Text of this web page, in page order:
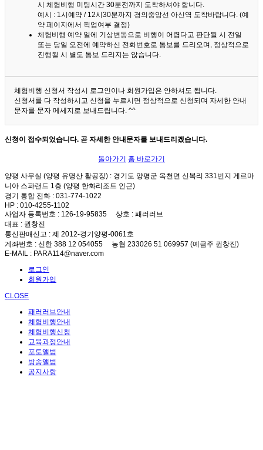
시 체험비행 미팅시간 30분전까지 도착하셔야 합니다.
예시 : 1시예약 / 12시30분까지 경의중앙선 아신역 도착바랍니다. (예
약 페이지에서 픽업여부 결정)
체험비행 예약 일에 기상변동으로 비행이 어렵다고 판단될 시 전일
또는 당일 오전에 예약하신 전화번호로 통보를 드리오며, 정상적으로
진행될 시 별도 통보 드리지는 않습니다.
체험비행 신청서 작성시 로그인이나 회원가입은 안하셔도 됩니다.
신청서를 다 작성하시고 신청을 누르시면 정상적으로 신청되며 자세한 안내
문자를 문자 메세지로 보내드립니다. ^^
신청이 접수되었습니다. 곧 자세한 안내문자를 보내드리겠습니다.
돌아가기 홈 바로가기
양평 사무실 (양평 유명산 활공장) : 경기도 양평군 옥천면 신복리 331번지 게르마
니아 스파랜드 1층 (양평 한화리조트 인근)
경기 통합 전화 : 031-774-1022
HP : 010-4255-1102
사업자 등록번호 : 126-19-95835 상호 : 패러러브
대표 : 권창진
통신판매신고 : 제 2012-경기양평-0061호
계좌번호 : 신한 388 12 054055 농협 233026 51 069957 (예금주 권창진)
E-MAIL : PARA114@naver.com
로그인
회원가입
CLOSE
패러러브안내
체험비행안내
체험비행신청
교육과정안내
포토앨범
방송앨범
공지사항